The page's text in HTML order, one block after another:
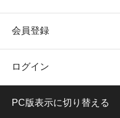
会員登録
ログイン
PC版表示に切り替える